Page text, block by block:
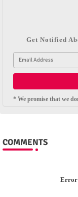
Get Notified
* We promise that we
COMMENTS